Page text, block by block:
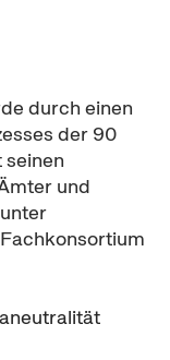
durch einen
der 90
und